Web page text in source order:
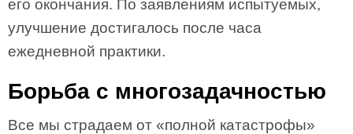
его окончания. По заявлениям испытуемых,
улучшение достигалось после часа
ежедневной практики.
Борьба с многозадачностью
Все мы страдаем от «полной катастрофы»